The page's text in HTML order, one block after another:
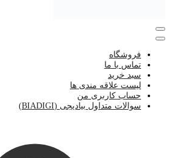
فروشگاه
تماس با ما
سبد خرید
لیست علاقه مندی ها
حساب کاربری من
سوالات متداول بیادیجی (BIADIGI)